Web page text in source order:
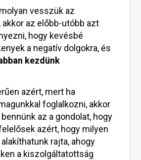
vesszük az
az előbb-utóbb azt
hogy kevésbé
a negatív dolgokra, és
kezdünk
azért, mert ha
foglalkozni, akkor
az a gondolat, hogy
azért, hogy milyen
rajta, ahogy
a kiszolgáltatottság